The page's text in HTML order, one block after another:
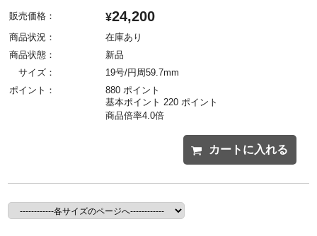
販売価格：
¥24,200
商品状況：
在庫あり
商品状態：
新品
サイズ：
19号/円周59.7mm
ポイント：
880 ポイント
基本ポイント 220 ポイント
商品倍率4.0倍
カートに入れる